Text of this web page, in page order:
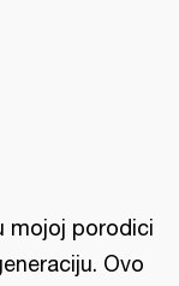
mojoj porodici
Ovo